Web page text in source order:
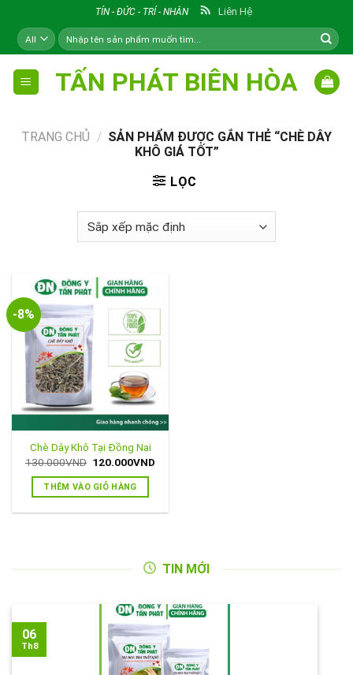
content
TÍN - ĐỨC - TRÍ - NHÂN Liên Hệ
Tìm
kiếm:
TẤN PHÁT BIÊN HÒA
TRANG CHỦ / SẢN PHẨM ĐƯỢC GẮN THẺ “CHÈ DÂY
KHÔ GIÁ TỐT”
LỌC
-8%
Chè Dây Khô Tại Đồng Nai
130.000VND Giá
là:
130.000VND.
120.000VND
THÊM VÀO GIỎ HÀNG
TIN MỚI
06
Th8